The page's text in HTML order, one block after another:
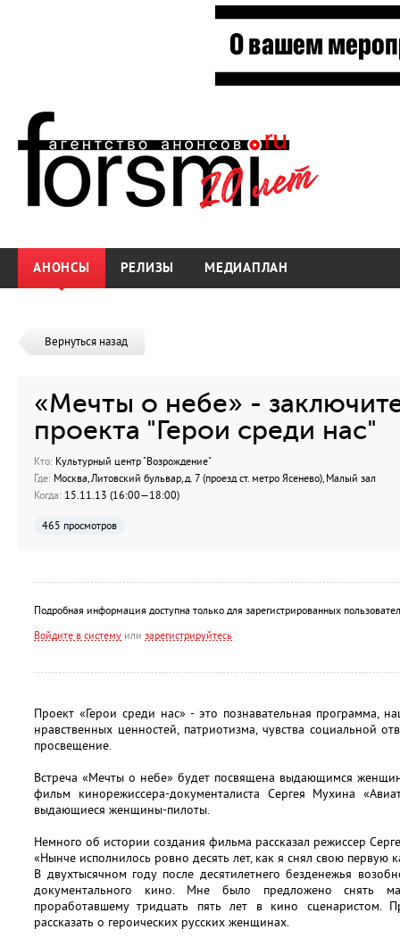
АНОНСЫ РЕЛИЗЫ МЕДИАПЛАН
Вернуться назад
«Мечты о небе» -
проекта "Герои среди нас"
Кто: Культурный центр "Возрождение"
Где: Москва, Литовский бульвар, д. 7 (проезд ст. метро Ясенево), Малый зал
Когда: 15.11.13 (16:00—18:00)
465 просмотров
Подробная информация доступна только для зарегистрированных
Войдите в систему или зарегистрируйтесь
Проект «Герои среди нас» - это познавательная программа,
нравственных ценностей, патриотизма, чувства социальной
просвещение.
Встреча «Мечты о небе» будет посвящена выдающимся
фильм кинорежиссера-документалиста Сергея Мухина
выдающиеся женщины-пилоты.
Немного об истории создания фильма рассказал режиссер
«Нынче исполнилось ровно десять лет, как я снял свою первую
В двухтысячном году после десятилетнего безденежья
документального кино. Мне было предложено снять
проработавшему тридцать пять лет в кино сценаристом.
рассказать о героических русских женщинах.